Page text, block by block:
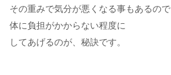
その重みで気分が悪くなる事もあるので
体に負担がかからない程度に
してあげるのが、秘訣です。